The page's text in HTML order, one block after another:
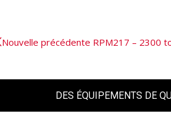
Nouvelle précédente RPM217 – 2300
DES ÉQUIPEMENTS DE